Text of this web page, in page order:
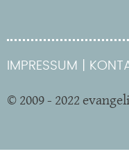
IMPRESSUM
© 2009 - 2022